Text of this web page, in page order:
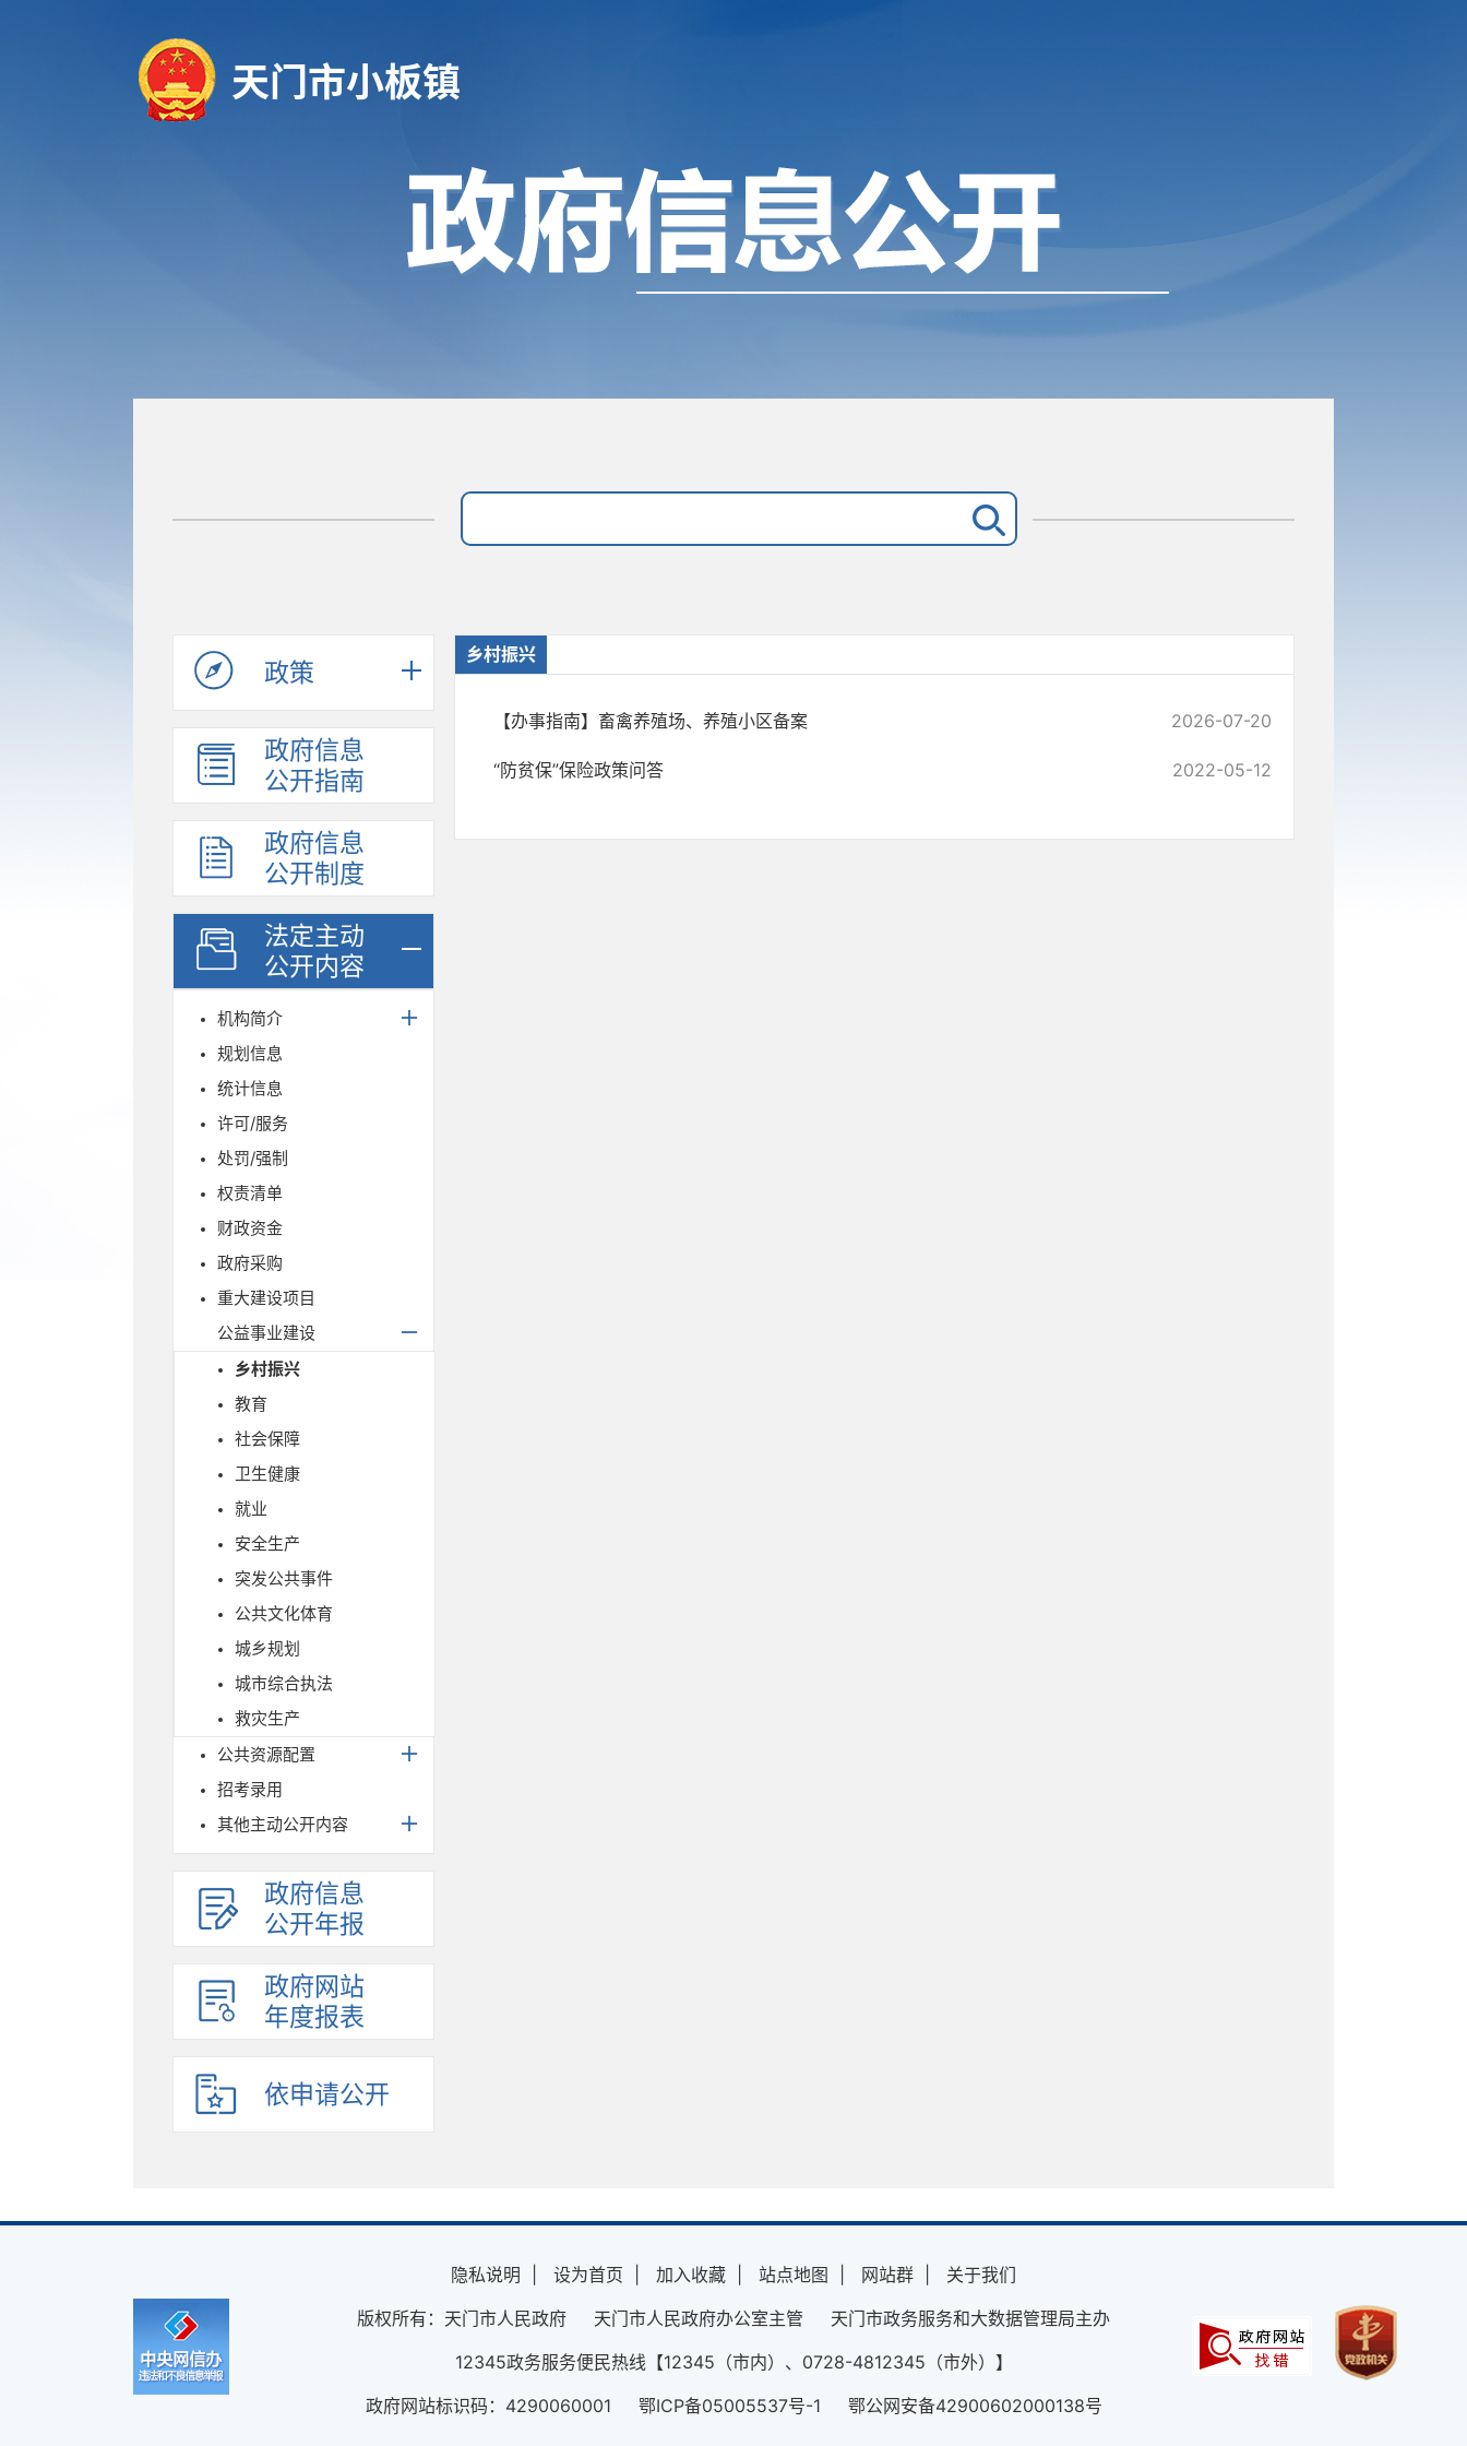
天门市小板镇
政策
政府信息
公开指南
政府信息
公开制度
法定主动
公开内容
机构简介
规划信息
统计信息
许可/服务
处罚/强制
权责清单
财政资金
政府采购
重大建设项目
公益事业建设
乡村振兴
教育
社会保障
卫生健康
就业
安全生产
突发公共事件
公共文化体育
城乡规划
城市综合执法
救灾生产
公共资源配置
招考录用
其他主动公开内容
政府信息
公开年报
政府网站
年度报表
依申请公开
乡村振兴
【办事指南】畜禽养殖场、养殖小区备案 2026-07-20
“防贫保”保险政策问答 2022-05-12
隐私说明 设为首页 加入收藏 站点地图 网站群
关于我们
版权所有：天门市人民政府 天门市人民政府办公室主管 天门市政务服务和大数据管理局主办
12345政务服务便民热线【12345（市内）、0728-4812345（市外）】
政府网站标识码：4290060001 鄂ICP备05005537号-1 鄂公网安备42900602000138号